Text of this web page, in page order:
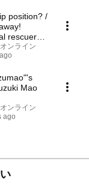
position? /
rescuer
ンライン
Mao
ンライン
ago